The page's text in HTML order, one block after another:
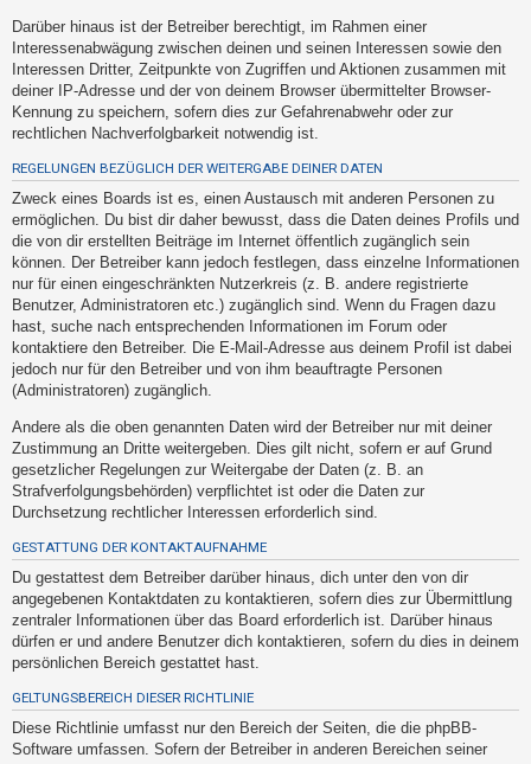
A
k
t
i
v
e
T
h
e
m
e
n
S
u
c
e
F
A
Q
Darüber hinaus ist der Betreiber berechtigt, im Rahmen einer
Interessenabwägung zwischen deinen und seinen Interessen sowie den
Interessen Dritter, Zeitpunkte von Zugriffen und Aktionen zusammen mit
deiner IP-Adresse und der von deinem Browser übermittelter Browser-
Kennung zu speichern, sofern dies zur Gefahrenabwehr oder zur
rechtlichen Nachverfolgbarkeit notwendig ist.
REGELUNGEN BEZÜGLICH DER WEITERGABE DEINER DATEN
Zweck eines Boards ist es, einen Austausch mit anderen Personen zu
ermöglichen. Du bist dir daher bewusst, dass die Daten deines Profils und
die von dir erstellten Beiträge im Internet öffentlich zugänglich sein
können. Der Betreiber kann jedoch festlegen, dass einzelne Informationen
nur für einen eingeschränkten Nutzerkreis (z. B. andere registrierte
Benutzer, Administratoren etc.) zugänglich sind. Wenn du Fragen dazu
hast, suche nach entsprechenden Informationen im Forum oder
kontaktiere den Betreiber. Die E-Mail-Adresse aus deinem Profil ist dabei
jedoch nur für den Betreiber und von ihm beauftragte Personen
(Administratoren) zugänglich.
Andere als die oben genannten Daten wird der Betreiber nur mit deiner
Zustimmung an Dritte weitergeben. Dies gilt nicht, sofern er auf Grund
gesetzlicher Regelungen zur Weitergabe der Daten (z. B. an
Strafverfolgungsbehörden) verpflichtet ist oder die Daten zur
Durchsetzung rechtlicher Interessen erforderlich sind.
GESTATTUNG DER KONTAKTAUFNAHME
Du gestattest dem Betreiber darüber hinaus, dich unter den von dir
angegebenen Kontaktdaten zu kontaktieren, sofern dies zur Übermittlung
zentraler Informationen über das Board erforderlich ist. Darüber hinaus
dürfen er und andere Benutzer dich kontaktieren, sofern du dies in deinem
persönlichen Bereich gestattet hast.
GELTUNGSBEREICH DIESER RICHTLINIE
Diese Richtlinie umfasst nur den Bereich der Seiten, die die phpBB-
Software umfassen. Sofern der Betreiber in anderen Bereichen seiner